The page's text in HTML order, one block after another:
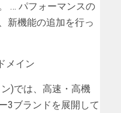
… パフォーマンスの
新機能の追加を行っ
メイン
)では、高速・高機
3ブランドを展開して